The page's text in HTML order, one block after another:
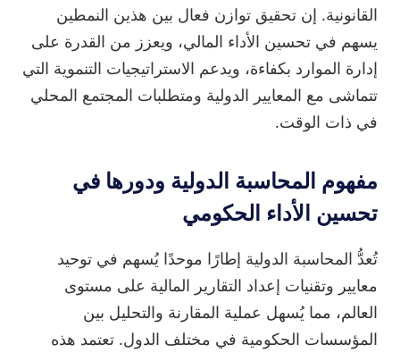
القانونية. إن تحقيق توازن فعال بين هذين النمطين
يسهم في تحسين الأداء المالي، ويعزز من القدرة على
إدارة الموارد بكفاءة، ويدعم الاستراتيجيات التنموية التي
تتماشى مع المعايير الدولية ومتطلبات المجتمع المحلي
في ذات الوقت.
مفهوم المحاسبة الدولية ودورها في
تحسين الأداء الحكومي
تُعدُّ المحاسبة الدولية إطارًا موحدًا يُسهم في توحيد
معايير وتقنيات إعداد التقارير المالية على مستوى
العالم، مما يُسهل عملية المقارنة والتحليل بين
المؤسسات الحكومية في مختلف الدول. تعتمد هذه